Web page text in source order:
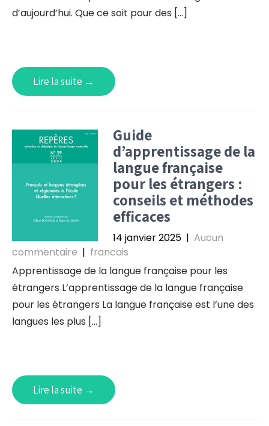
d’aujourd’hui. Que ce soit pour des […]
Lire la suite →
Guide
d’apprentissage de la
langue française
pour les étrangers :
conseils et méthodes
efficaces
14 janvier 2025 | Aucun
commentaire | francais
Apprentissage de la langue française pour les
étrangers L’apprentissage de la langue française
pour les étrangers La langue française est l’une des
langues les plus […]
Lire la suite →